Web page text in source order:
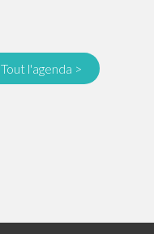
Tout l'agenda >